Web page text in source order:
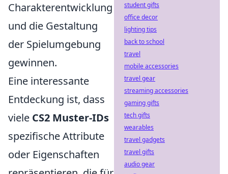
Charakterentwicklung
und die Gestaltung
der Spielumgebung
gewinnen.
Eine interessante
Entdeckung ist, dass
viele CS2 Muster-IDs
spezifische Attribute
oder Eigenschaften
student gifts
office decor
lighting tips
back to school
travel
mobile accessories
travel gear
streaming accessories
gaming gifts
tech gifts
wearables
travel gadgets
travel gifts
audio gear